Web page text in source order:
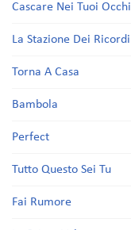
Cascare Nei Tuoi Occhi
La Stazione Dei Ricordi
Torna A Casa
Bambola
Perfect
Tutto Questo Sei Tu
Fai Rumore